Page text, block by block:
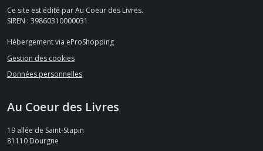
Ce site est édité par Au Coeur des Livres.
SIREN : 39860310000031
Hébergement via eProShopping
Gestion des cookies
Données personnelles
Au Coeur des Livres
19 allée de Saint-Stapin
81110 Dourgne